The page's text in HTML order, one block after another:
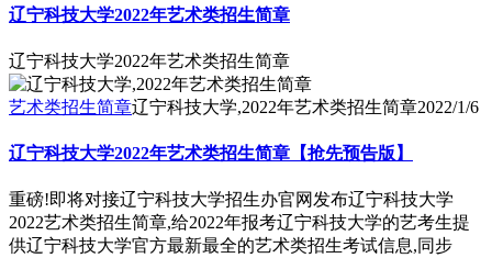
辽宁科技大学2022年艺术类招生简章
辽宁科技大学2022年艺术类招生简章
艺术类招生简章辽宁科技大学,2022年艺术类招生简章2022/1/6
辽宁科技大学2022年艺术类招生简章【抢先预告版】
重磅!即将对接辽宁科技大学招生办官网发布辽宁科技大学
2022艺术类招生简章,给2022年报考辽宁科技大学的艺考生提
供辽宁科技大学官方最新最全的艺术类招生考试信息,同步